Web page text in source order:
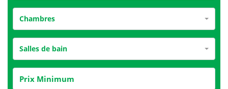
Chambres
Salles de bain